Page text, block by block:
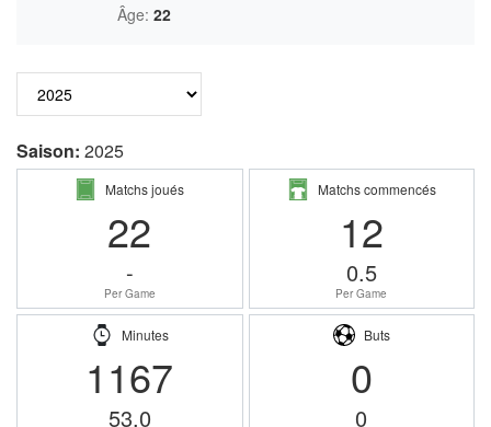
Âge: 22
Saison: 2025
Matchs joués
22
-
Per Game
Matchs commencés
12
0.5
Per Game
Minutes
1167
53.0
Buts
0
0